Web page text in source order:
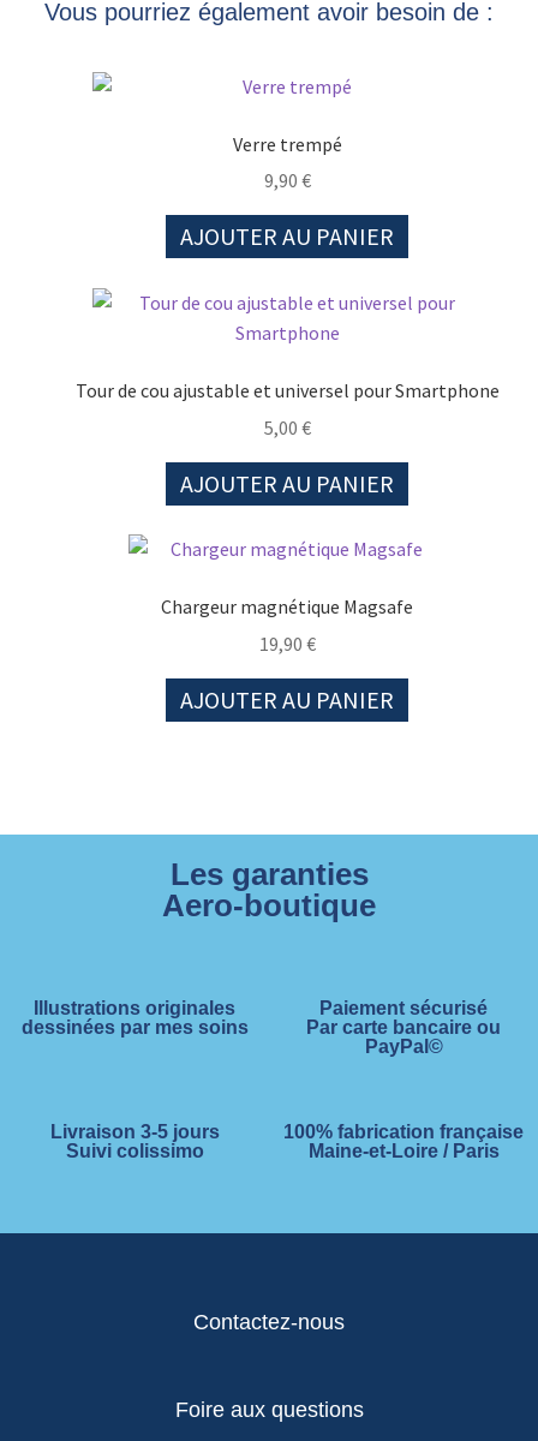
Vous pourriez également avoir besoin de :
Verre trempé
9,90 €
AJOUTER AU PANIER
Tour de cou ajustable et universel pour Smartphone
5,00 €
AJOUTER AU PANIER
Chargeur magnétique Magsafe
19,90 €
AJOUTER AU PANIER
Les garanties
Aero-boutique
Illustrations originales
dessinées par mes soins
Paiement sécurisé
Par carte bancaire ou
PayPal©
Livraison 3-5 jours
Suivi colissimo
100% fabrication française
Maine-et-Loire / Paris
Contactez-nous
Foire aux questions